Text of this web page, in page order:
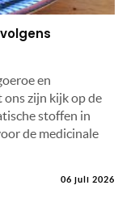
en
zijn kijk op de
stoffen in
de medicinale
06 juli 2026